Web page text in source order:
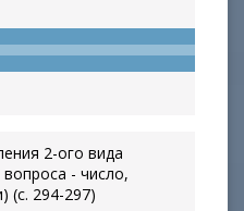
2-ого вида
вопроса - число,
(с. 294-297)